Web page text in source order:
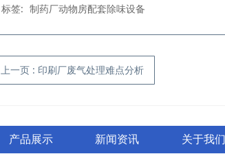
标签: 制药厂动物房配套除味设备
上一页 : 印刷厂废气处理难点分析
产品展示 新闻资讯 关于我们